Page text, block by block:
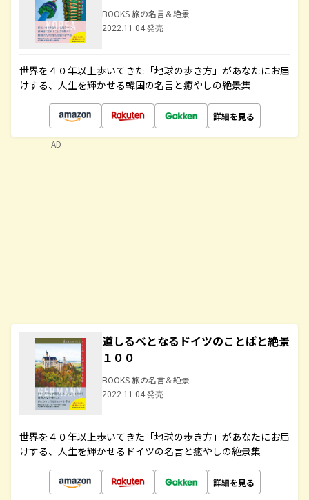
BOOKS 旅の名言＆絶景
2022.11.04 発売
世界を４０年以上歩いてきた「地球の歩き方」があなたにお届
けする、人生を輝かせる韓国の名言と癒やしの絶景集
詳細を見る
道しるべとなるドイツのことばと絶景
１００
BOOKS 旅の名言＆絶景
2022.11.04 発売
世界を４０年以上歩いてきた「地球の歩き方」があなたにお届
けする、人生を輝かせるドイツの名言と癒やしの絶景集
詳細を見る
AD